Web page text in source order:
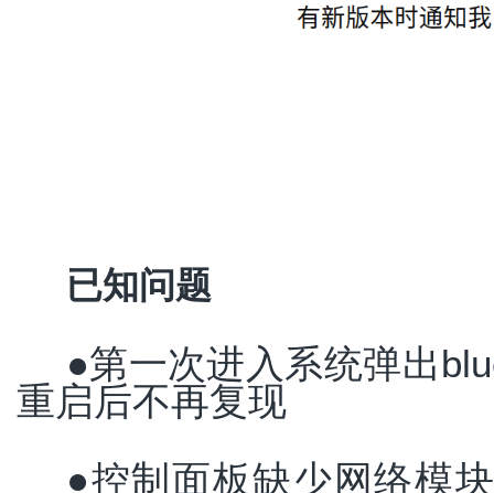
已知问题
●第一次进入系统弹出
重启后不再复现
●控制面板缺少网络模